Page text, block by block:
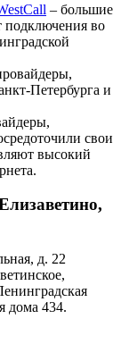
– большие
подключения во
Петербурга и
свои
высокий
д. 22
дома 434.